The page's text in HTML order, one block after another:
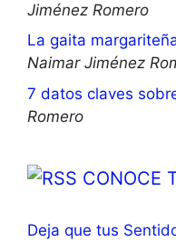
Jiménez Romero
La gaita
Naimar Jiménez
7 datos claves
Romero
CONOCE
Deja que tus